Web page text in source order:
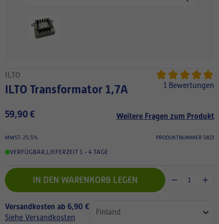
ILTO
ILTO Transformator 1,7A 1 Bewertungen
59,90 € Weitere Fragen zum Produkt
MWST. 25.5% PRODUKTNUMMER 5813
VERFÜGBAR LIEFERZEIT 1 - 4 TAGE
IN DEN WARENKORB LEGEN
Versandkosten ab 6,90 €
Siehe Versandkosten